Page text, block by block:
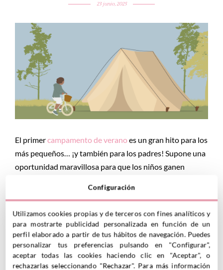
23 junio, 2025
El primercampamento de veranoes un gran hito para los
más pequeños… ¡y también para los padres! Supone una
oportunidad maravillosa para que los niños ganen
inolvidables. Pero también es normal que aparezcan
mochila?
Por eso, en Tutete vamos a darte consejos para el primer
campamento de tu peque y te hemos preparado una
Configuración
Utilizamos cookies propias y de terceros con fines analíticos y
para mostrarte publicidad personalizada en función de un
perfil elaborado a partir de tus hábitos de navegación. Puedes
personalizar tus preferencias pulsando en "Configurar",
aceptar todas las cookies haciendo clic en "Aceptar", o
rechazarlas seleccionando "Rechazar". Para más información